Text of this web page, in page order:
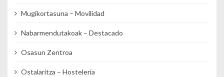
Mugikortasuna – Movilidad
Nabarmendutakoak – Destacado
Osasun Zentroa
Ostalaritza – Hostelería